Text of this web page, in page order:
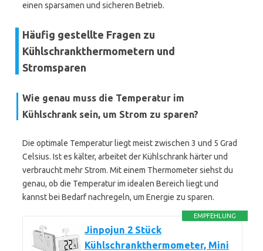
einen sparsamen und sicheren Betrieb.
Häufig gestellte Fragen zu
Kühlschrankthermometern und
Stromsparen
Wie genau muss die Temperatur im
Kühlschrank sein, um Strom zu sparen?
Die optimale Temperatur liegt meist zwischen 3 und 5 Grad
Celsius. Ist es kälter, arbeitet der Kühlschrank härter und
verbraucht mehr Strom. Mit einem Thermometer siehst du
genau, ob die Temperatur im idealen Bereich liegt und
kannst bei Bedarf nachregeln, um Energie zu sparen.
EMPFEHLUNG
Jinpojun 2 Stück
Kühlschrankthermometer, Mini